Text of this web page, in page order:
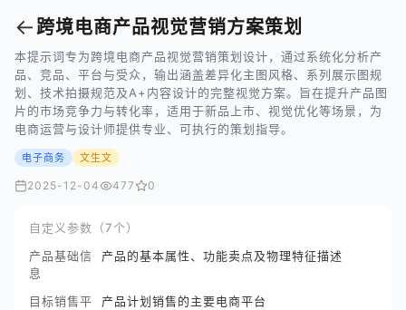
←跨境电商产品视觉营销方案策划
本提示词专为跨境电商产品视觉营销策划设计，通过系统化分析产
品、竞品、平台与受众，输出涵盖差异化主图风格、系列展示图规
划、技术拍摄规范及A+内容设计的完整视觉方案。旨在提升产品图
片的市场竞争力与转化率，适用于新品上市、视觉优化等场景，为
电商运营与设计师提供专业、可执行的策划指导。
电子商务 文生文
2025-12-04 477 0
自定义参数（7个）
产品基础信
息
产品的基本属性、功能卖点及物理特征描述
目标销售平
产品计划销售的主要电商平台